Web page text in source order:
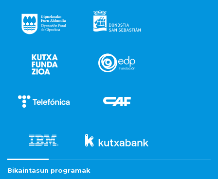
Bikaintasun programak